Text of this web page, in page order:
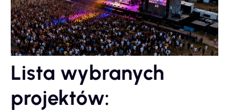
Lista wybranych
projektów: